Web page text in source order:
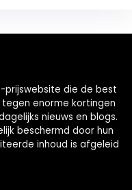
prijswebsite die de best
enorme kortingen
nieuws en blogs.
beschermd door hun
inhoud is afgeleid